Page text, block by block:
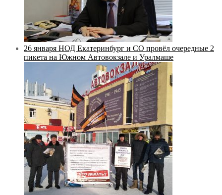
26 января НОД Екатеринбург и СО провёл очередные 2
пикета на Южном Автовокзале и Уралмаше